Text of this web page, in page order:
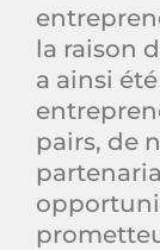
la raison
a ainsi
pairs, de